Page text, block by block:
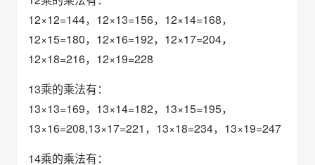
12×12=144，12×13=156，12×14=168，
12×15=180，12×16=192，12×17=204，
12×18=216，12×19=228
13乘的乘法有：
13×13=169，13×14=182，13×15=195，
13×16=208,13×17=221，13×18=234，13×19=247
14乘的乘法有：